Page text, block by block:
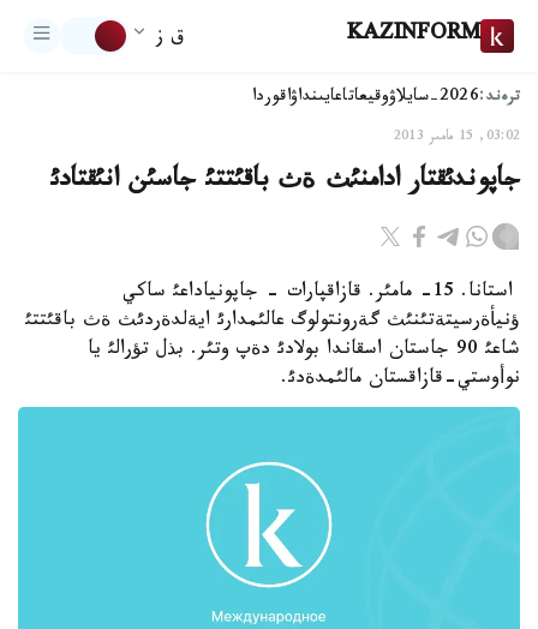
KAZINFORM ق ز
ترەند:2026-سايلاۋ وقيعاتاعايىنداۋاقوردا
03:02, 15 مامىر 2013
جاپوندئقتار ادامنئث ةث باقئتتئ جاسئن انئقتادئ
استانا. 15- مامئر. قازاقپارات - جاپونياداعئ ساكي
ؤنيأةرسيتةتئنئث گةرونتولوگ عالئمدارئ ايةلدةردئث ةث باقئتتئ
شاعئ 90 جاستان اسقاندا بولادئ دةپ وتئر. بذل تؤرالئ يا
نوأوستي-قازاقستان مالئمدةدئ.